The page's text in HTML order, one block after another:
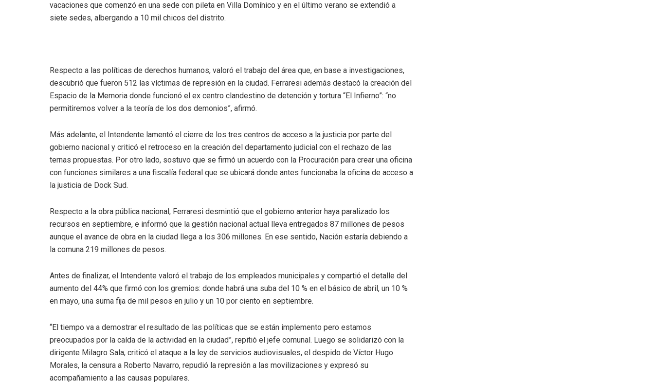
vacaciones que comenzó en una sede con pileta en Villa Domínico y en el último verano se extendió a
siete sedes, albergando a 10 mil chicos del distrito.
Respecto a las políticas de derechos humanos, valoró el trabajo del área que, en base a investigaciones,
descubrió que fueron 512 las víctimas de represión en la ciudad. Ferraresi además destacó la creación del
Espacio de la Memoria donde funcionó el ex centro clandestino de detención y tortura “El Infierno”: “no
permitiremos volver a la teoría de los dos demonios”, afirmó.
Más adelante, el Intendente lamentó el cierre de los tres centros de acceso a la justicia por parte del
gobierno nacional y criticó el retroceso en la creación del departamento judicial con el rechazo de las
ternas propuestas. Por otro lado, sostuvo que se firmó un acuerdo con la Procuración para crear una oficina
con funciones similares a una fiscalía federal que se ubicará donde antes funcionaba la oficina de acceso a
la justicia de Dock Sud.
Respecto a la obra pública nacional, Ferraresi desmintió que el gobierno anterior haya paralizado los
recursos en septiembre, e informó que la gestión nacional actual lleva entregados 87 millones de pesos
aunque el avance de obra en la ciudad llega a los 306 millones. En ese sentido, Nación estaría debiendo a
la comuna 219 millones de pesos.
Antes de finalizar, el Intendente valoró el trabajo de los empleados municipales y compartió el detalle del
aumento del 44% que firmó con los gremios: donde habrá una suba del 10 % en el básico de abril, un 10 %
en mayo, una suma fija de mil pesos en julio y un 10 por ciento en septiembre.
“El tiempo va a demostrar el resultado de las políticas que se están implemento pero estamos
preocupados por la caída de la actividad en la ciudad”, repitió el jefe comunal. Luego se solidarizó con la
dirigente Milagro Sala, criticó el ataque a la ley de servicios audiovisuales, el despido de Víctor Hugo
Morales, la censura a Roberto Navarro, repudió la represión a las movilizaciones y expresó su
acompañamiento a las causas populares.